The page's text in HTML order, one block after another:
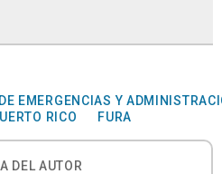
EMERGENCIAS Y
RICO FURA
DEL AUTOR